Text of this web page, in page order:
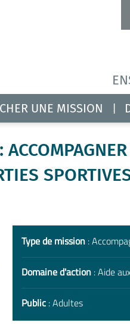
UNE MISSION
Type de mission:
Domaine d'action: Aide
Public: Adultes